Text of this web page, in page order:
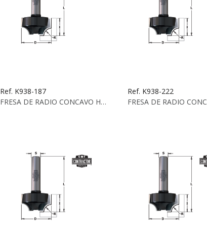
Ref. K938-187
FRESA DE RADIO CONCAVO HW Z2 S:8 D:18.7X10.5 X...
Ref. K938-222